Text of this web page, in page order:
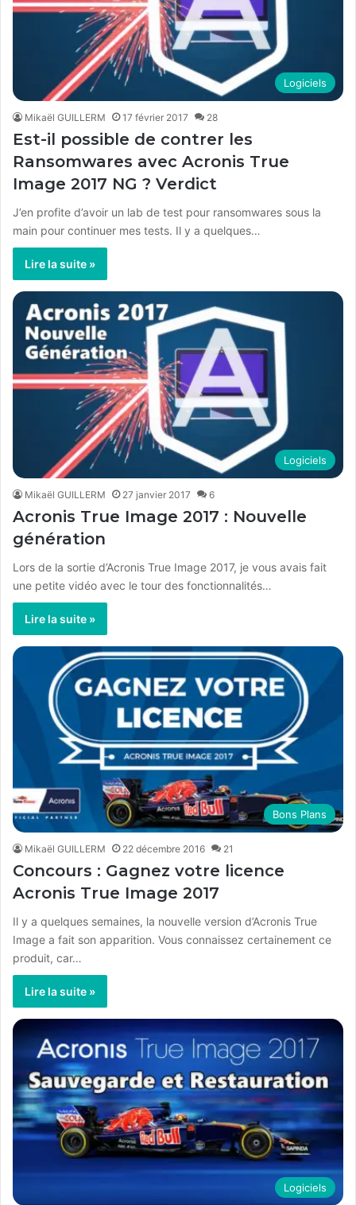
Logiciels
Mikaël GUILLERM 17 février 2017 28
Est-il possible de contrer les
Ransomwares avec Acronis True
Image 2017 NG ? Verdict
J’en profite d’avoir un lab de test pour ransomwares sous la
main pour continuer mes tests. Il y a quelques…
Lire la suite »
Logiciels
Mikaël GUILLERM 27 janvier 2017 6
Acronis True Image 2017 : Nouvelle
génération
Lors de la sortie d’Acronis True Image 2017, je vous avais fait
une petite vidéo avec le tour des fonctionnalités…
Lire la suite »
Bons Plans
Mikaël GUILLERM 22 décembre 2016 21
Concours : Gagnez votre licence
Acronis True Image 2017
Il y a quelques semaines, la nouvelle version d’Acronis True
Image a fait son apparition. Vous connaissez certainement ce
produit, car…
Lire la suite »
Logiciels